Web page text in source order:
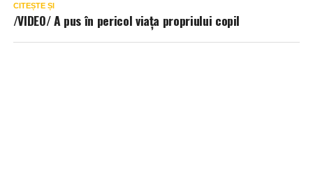
CITEȘTE ȘI
/VIDEO/ A pus în pericol viața propriului copil